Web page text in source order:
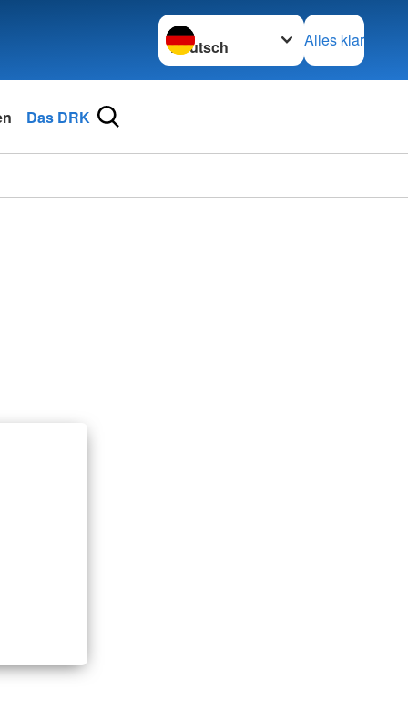
Sprache wechseln zu
Alles klar
Das DRK